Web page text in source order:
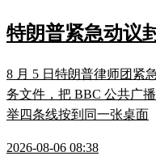
特朗普紧急动议
8 月 5 日特朗普律师团紧
务文件，把 BBC 公共广
举四条线按到同一张桌面
2026-08-06 08:38